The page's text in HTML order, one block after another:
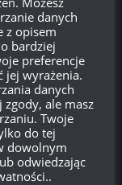
danych
z opisem
bardziej
preferencje
jej wyrażenia.
danych
ale masz
Twoje
do tej
dowolnym
odwiedzając